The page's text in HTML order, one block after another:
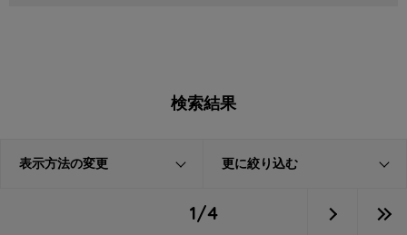
検索結果
表示方法の変更 更に絞り込む
1/4